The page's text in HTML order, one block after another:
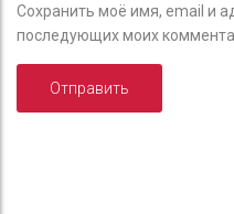
Сохранить моё имя, email и
последующих моих